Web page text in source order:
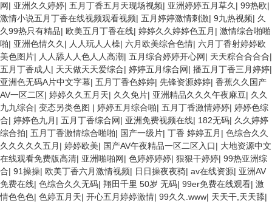
网| 亚洲久久婷婷| 五月丁香五月天现场视频| 亚洲婷婷五月草久 | 99热欧|
激情小说五月丁香在线视频观看视频| 五月婷婷激情刺激| 9九热视频| 久
久99热只有精品| 欧美五月丁香在线| 婷婷久久婷婷色五月 | 激情综合啪啪
啪| 亚洲色情久久 | 人人玩人人橾| 六月欧美综合色情| 六月丁香射婷婷欧
美色图片| 人人舔人人色人人高潮| 五月综合婷婷开心网| 天天粽合合合合|
五月丁香成人 | 天天做天天爱综合| 婷婷五月综合网| 播五月丁香三月婷婷|
亚洲色无码A片中文字幕| 五月丁香色婷婷| 先锋资源婷婷| 香蕉久久国产
AV一区二区| 婷婷久久五月天| 久久免片| 亚洲精品久久久午夜麻豆| 久久
九九综合| 变态另类色图 | 婷婷五月综合啪| 五月丁香激情婷婷| 婷婷色综
合| 婷婷色九月 | 五月丁香综合网| 亚洲免费视频在线| 182无码| 久久婷婷
综合拍| 五月丁香激情综合啪啪| 国产一级片| 丁香 婷婷五月 | 色综合久久
久久久久久五月 | 婷婷欧美| 国产AV午夜精品一区二区入口| 大地资源中文
在线观看免费版高清| 亚洲啪啪网| 色婷婷婷婷| 狠狠干婷婷| 99热亚洲综
合| 91操操| 欧美丁香六月激情视频| 日日操夜夜骑| av在线资源| 亚洲AV
免费在线| 色综合久久无码| 翔田千里 50岁 无码| 99er免费在线观看| 激
情色色色| 色婷五月天| 开心五月婷婷激情| 99久久.www| 天天干,天天舔|